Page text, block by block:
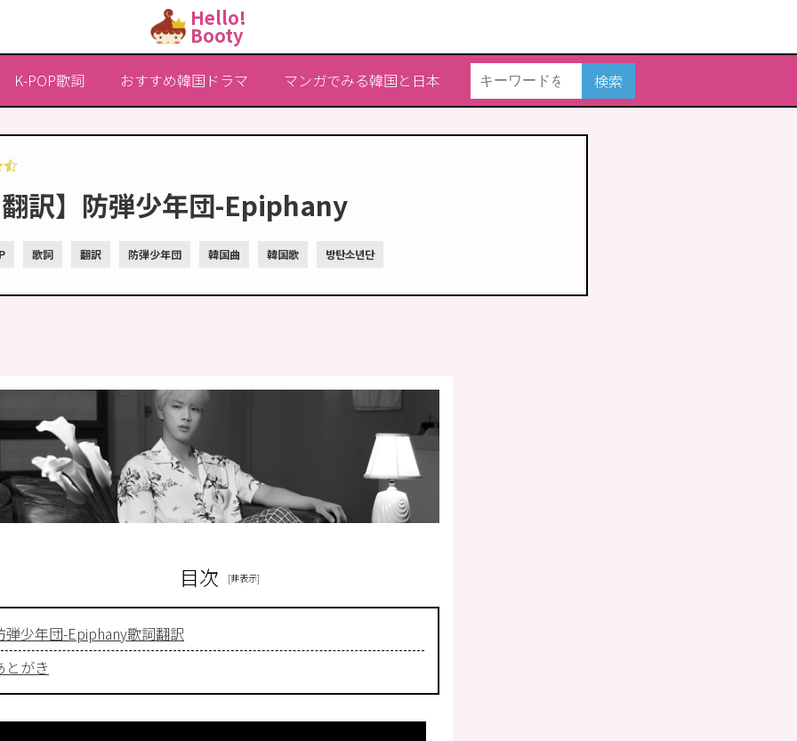
検索
K-POP歌詞 おすすめ韓国ドラマ マンガでみる韓国と日本
Hello!
Booty
翻訳】防弾少年団-Epiphany
歌詞 翻訳 防弾少年団 韓国曲 韓国歌 방탄소년단
目次
弾少年団-Epiphany歌詞翻訳
とがき